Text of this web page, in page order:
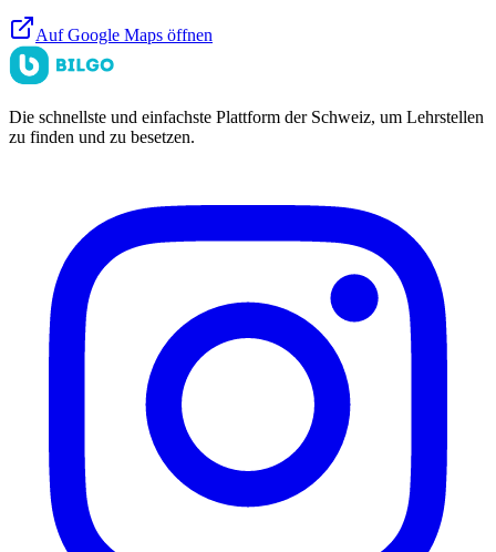
Auf Google Maps öffnen
Die schnellste und einfachste Plattform der Schweiz, um Lehrstellen
zu finden und zu besetzen.